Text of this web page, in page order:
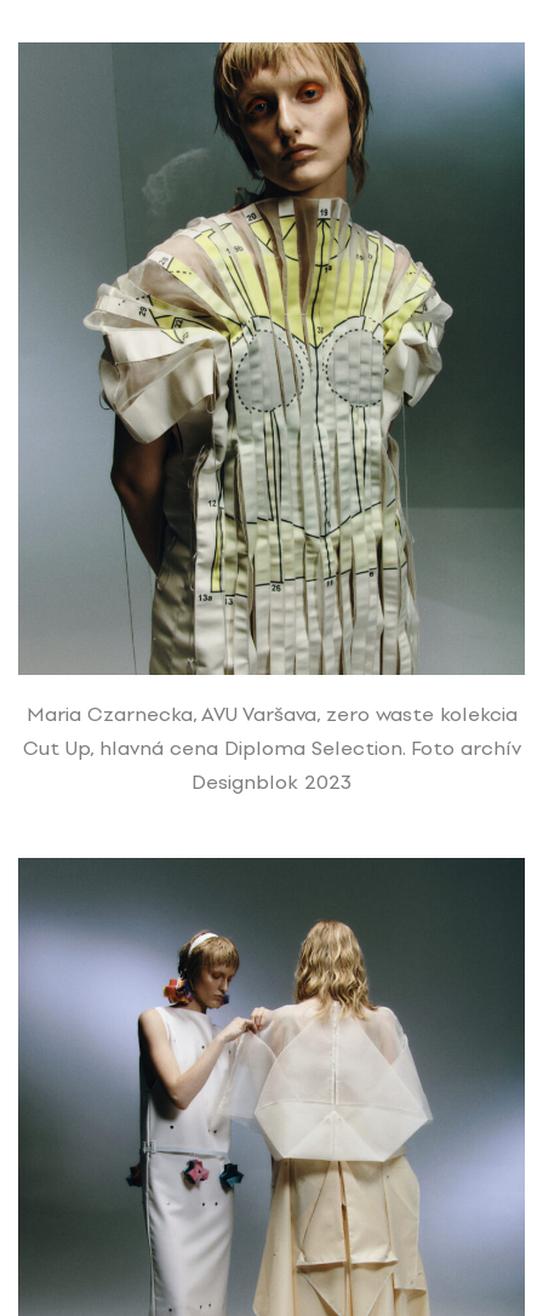
Maria Czarnecka, AVU Varšava, zero waste kolekcia
Cut Up, hlavná cena Diploma Selection. Foto archív
Designblok 2023